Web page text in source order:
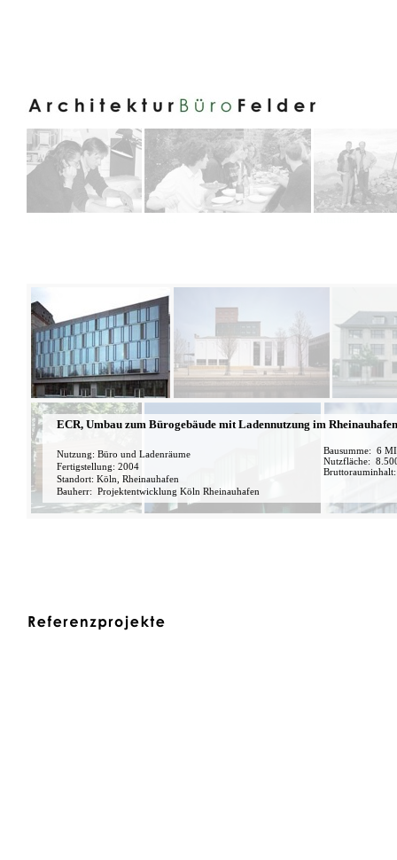
ECR, Umbau zum Bürogebäude mit Ladennutzung im Rheinauhafen
Nutzung: Büro und Ladenräume
Fertigstellung: 2004
Standort: Köln, Rheinauhafen
Bauherr: Projektentwicklung Köln Rheinauhafen
Bausumme: 6
Nutzfläche: